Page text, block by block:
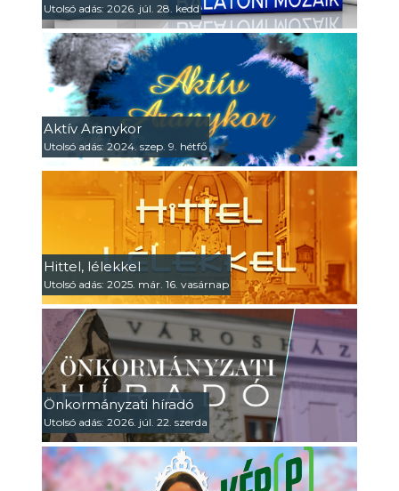
Utolsó adás: 2026. júl. 28. kedd
Aktív Aranykor
Utolsó adás: 2024. szep. 9. hétfő
Hittel, lélekkel
Utolsó adás: 2025. már. 16. vasárnap
Önkormányzati híradó
Utolsó adás: 2026. júl. 22. szerda